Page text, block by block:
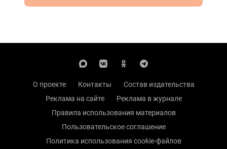
О проекте Контакты
Состав издательства
Реклама на сайте
Реклама в журнале
Правила использования материалов
Пользовательское соглашение
Политика использования cookie-файлов